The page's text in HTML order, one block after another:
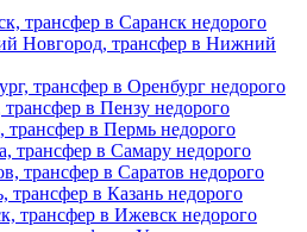
трансфер в Саранск недорого
Новгород, трансфер в Нижний
трансфер в Оренбург недорого
в Пензу недорого
в Пермь недорого
трансфер в Самару недорого
трансфер в Саратов недорого
трансфер в Казань недорого
трансфер в Ижевск недорого